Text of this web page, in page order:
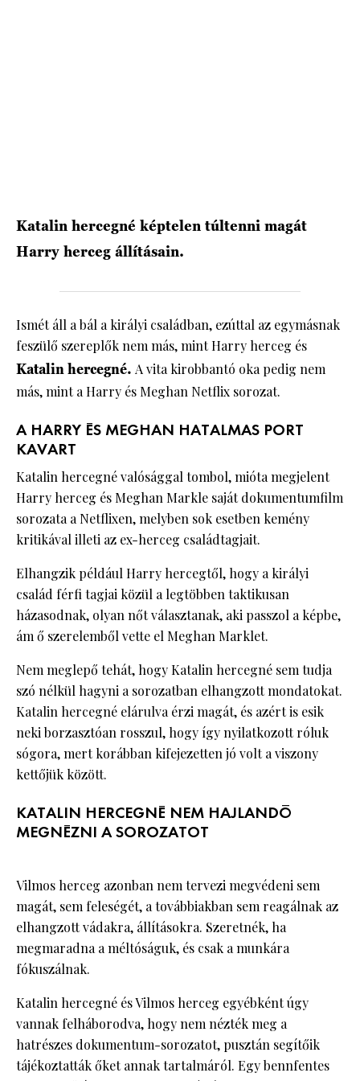
Katalin hercegné képtelen túltenni magát
Harry herceg állításain.
Ismét áll a bál a királyi családban, ezúttal az egymásnak
feszülő szereplők nem más, mint Harry herceg és
Katalin hercegné. A vita kirobbantó oka pedig nem
más, mint a Harry és Meghan Netflix sorozat.
A HARRY ÉS MEGHAN HATALMAS PORT
KAVART
Katalin hercegné valósággal tombol, mióta megjelent
Harry herceg és Meghan Markle saját dokumentumfilm
sorozata a Netflixen, melyben sok esetben kemény
kritikával illeti az ex-herceg családtagjait.
Elhangzik például Harry hercegtől, hogy a királyi
család férfi tagjai közül a legtöbben taktikusan
házasodnak, olyan nőt választanak, aki passzol a képbe,
ám ő szerelemből vette el Meghan Marklet.
Nem meglepő tehát, hogy Katalin hercegné sem tudja
szó nélkül hagyni a sorozatban elhangzott mondatokat.
Katalin hercegné elárulva érzi magát, és azért is esik
neki borzasztóan rosszul, hogy így nyilatkozott róluk
sógora, mert korábban kifejezetten jó volt a viszony
kettőjük között.
KATALIN HERCEGNÉ NEM HAJLANDÓ
MEGNÉZNI A SOROZATOT
Vilmos herceg azonban nem tervezi megvédeni sem
magát, sem feleségét, a továbbiakban sem reagálnak az
elhangzott vádakra, állításokra. Szeretnék, ha
megmaradna a méltóságuk, és csak a munkára
fókuszálnak.
Katalin hercegné és Vilmos herceg egyébként úgy
vannak felháborodva, hogy nem nézték meg a
hatrészes dokumentum-sorozatot, pusztán segítőik
tájékoztatták őket annak tartalmáról. Egy bennfentes